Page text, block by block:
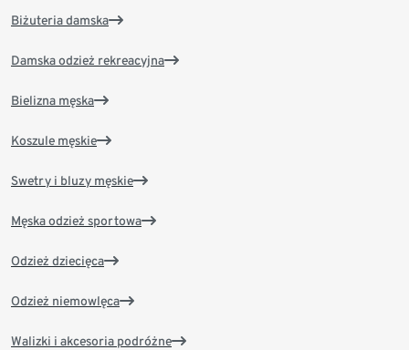
Biżuteria damska
Damska odzież rekreacyjna
Bielizna męska
Koszule męskie
Swetry i bluzy męskie
Męska odzież sportowa
Odzież dziecięca
Odzież niemowlęca
Walizki i akcesoria podróżne